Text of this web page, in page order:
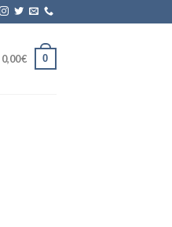
0,00€ 0